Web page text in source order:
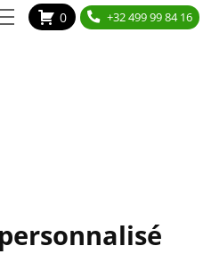
0 +32 499 99 84 16
mesure
& Horeca